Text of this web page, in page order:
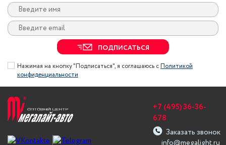
ПОДПИСАТЬСЯ
Нажимая на кнопку "Подписаться", я соглашаюсь сПолитикой
конфиденциальности
+7 (495) 36-36-
678
Заказать звонок